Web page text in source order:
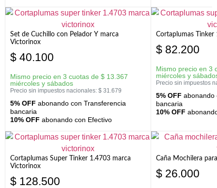
Set de Cuchillo con Pelador Y marca
Victorinox
$ 40.100
Mismo precio en 3 cuotas de $ 13.367
miércoles y sábados
Precio sin impuestos nacionales: $ 31.679
5% OFF abonando con Transferencia
bancaria
10% OFF abonando con Efectivo
Cortaplumas
$ 82.200
Mismo precio en 3
miércoles y
Precio sin impuestos
5% OFF abonando
bancaria
10% OFF
Cortaplumas Super Tinker 1.4703 marca
Victorinox
$ 128.500
Caña Mochilera
$ 26.000